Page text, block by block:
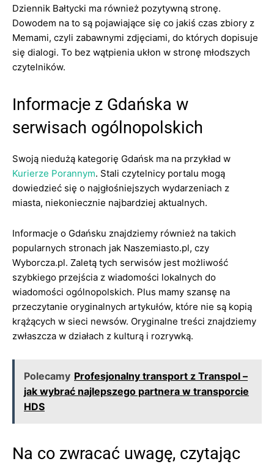
Dziennik Bałtycki ma również pozytywną stronę.
Dowodem na to są pojawiające się co jakiś czas zbiory z
Memami, czyli zabawnymi zdjęciami, do których dopisuje
się dialogi. To bez wątpienia ukłon w stronę młodszych
czytelników.
Informacje z Gdańska w
serwisach ogólnopolskich
Swoją niedużą kategorię Gdańsk ma na przykład w
Kurierze Porannym. Stali czytelnicy portalu mogą
dowiedzieć się o najgłośniejszych wydarzeniach z
miasta, niekoniecznie najbardziej aktualnych.
Informacje o Gdańsku znajdziemy również na takich
popularnych stronach jak Naszemiasto.pl, czy
Wyborcza.pl. Zaletą tych serwisów jest możliwość
szybkiego przejścia z wiadomości lokalnych do
wiadomości ogólnopolskich. Plus mamy szansę na
przeczytanie oryginalnych artykułów, które nie są kopią
krążących w sieci newsów. Oryginalne treści znajdziemy
zwłaszcza w działach z kulturą i rozrywką.
Polecamy Profesjonalny transport z Transpol –
jak wybrać najlepszego partnera w transporcie
HDS
Na co zwracać uwagę, czytając